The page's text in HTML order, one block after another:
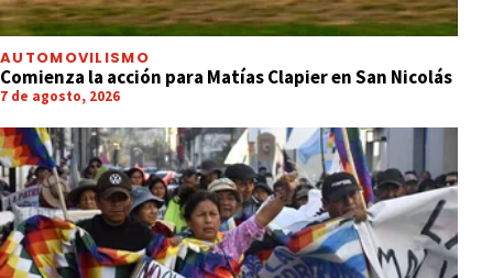
AUTOMOVILISMO
Comienza la acción para Matías Clapier en San Nicolás
7 de agosto, 2026